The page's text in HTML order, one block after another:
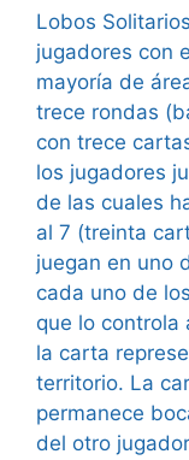
Lobos
jugadores con
mayoría de
trece rondas
con trece
los jugadores
de las cuales
al 7 (treinta
juegan en uno
cada uno de
que lo controla
la carta
territorio. La
permanece
del otro